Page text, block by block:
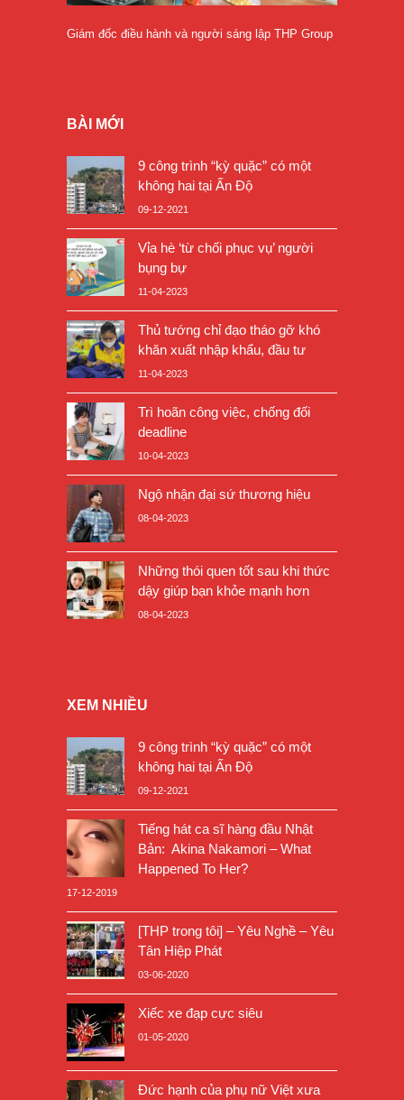
Giám đốc điều hành và người sáng lập THP Group
BÀI MỚI
9 công trình “kỳ quặc” có một
không hai tại Ấn Độ
09-12-2021
Vỉa hè ‘từ chối phục vụ’ người
bụng bự
11-04-2023
Thủ tướng chỉ đạo tháo gỡ khó
khăn xuất nhập khẩu, đầu tư
11-04-2023
Trì hoãn công việc, chống đối
deadline
10-04-2023
Ngộ nhận đại sứ thương hiệu
08-04-2023
Những thói quen tốt sau khi thức
dậy giúp bạn khỏe mạnh hơn
08-04-2023
XEM NHIỀU
9 công trình “kỳ quặc” có một
không hai tại Ấn Độ
09-12-2021
Tiếng hát ca sĩ hàng đầu Nhật
Bản: Akina Nakamori – What
Happened To Her?
17-12-2019
[THP trong tôi] – Yêu Nghề – Yêu
Tân Hiệp Phát
03-06-2020
Xiếc xe đạp cực siêu
01-05-2020
Đức hạnh của phụ nữ Việt xưa